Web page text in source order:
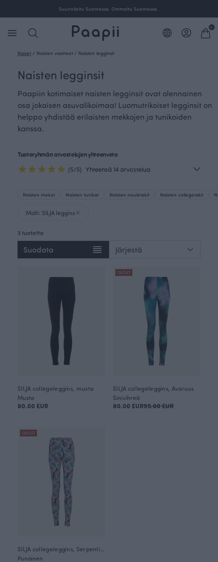
Suunniteltu Suomessa. Ommeltu Suomessa.
0
Naiset / Naisten vaatteet / Naisten legginsit
Naisten legginsit
Paapiin kotimaiset naisten legginsit ovat olennainen
osa jokaisen asuvalikoimaa! Luomutrikoiset legginsit on
helppo yhdistää erilaisten mekkojen ja tunikoiden
kanssa.
Tuoteryhmän arvostelujen yhteenveto
(5/5) Yhteensä 14 arvostelua
Naisten mekot Naisten tunikat Naisten neuletakit Naisten collegetakit
Malli: SILJA leggins
3 tuotetta
Suodata
SILJA collegeleggins, musta
Musta
80.00 EUR
OUTLET
SILJA collegeleggins, Avaruus
Sinivihreä
80.00 EUR95.00 EUR
OUTLET
Punainen